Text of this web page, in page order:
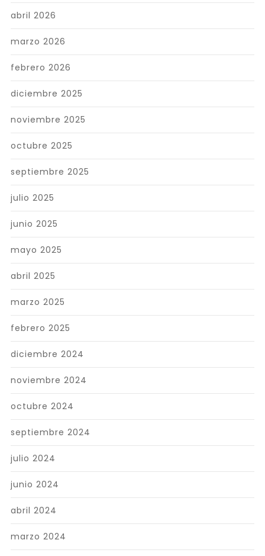
abril 2026
marzo 2026
febrero 2026
diciembre 2025
noviembre 2025
octubre 2025
septiembre 2025
julio 2025
junio 2025
mayo 2025
abril 2025
marzo 2025
febrero 2025
diciembre 2024
noviembre 2024
octubre 2024
septiembre 2024
julio 2024
junio 2024
abril 2024
marzo 2024